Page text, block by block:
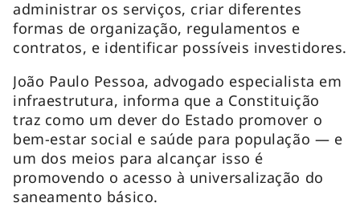
administrar os serviços, criar diferentes
formas de organização, regulamentos e
contratos, e identificar possíveis investidores.
João Paulo Pessoa, advogado especialista em
infraestrutura, informa que a Constituição
traz como um dever do Estado promover o
bem-estar social e saúde para população — e
um dos meios para alcançar isso é
promovendo o acesso à universalização do
saneamento básico.